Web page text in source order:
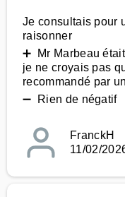
Je consultais pour
raisonner
➕ Mr Marbeau
je ne croyais pas
recommandé par
➖ Rien de négatif
FranckH
11/02/